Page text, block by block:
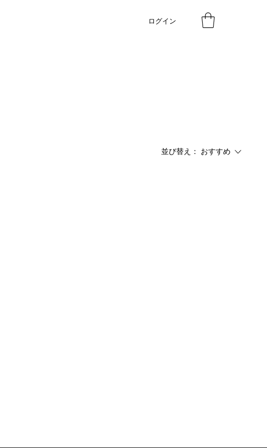
ログイン
並び替え： おすすめ